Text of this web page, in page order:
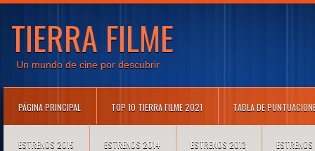
TIERRA FILME
Un mundo de cine por descubrir
PÁGINA PRINCIPAL TOP 10 TIERRA FILME 2021 TABLA DE
ESTRENOS 2015 ESTRENOS 2014 ESTRENOS 2013